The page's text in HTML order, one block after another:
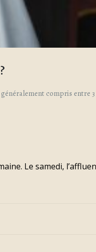
compris entre
Le samedi,